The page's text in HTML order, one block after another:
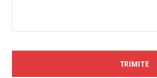
TRIMITE